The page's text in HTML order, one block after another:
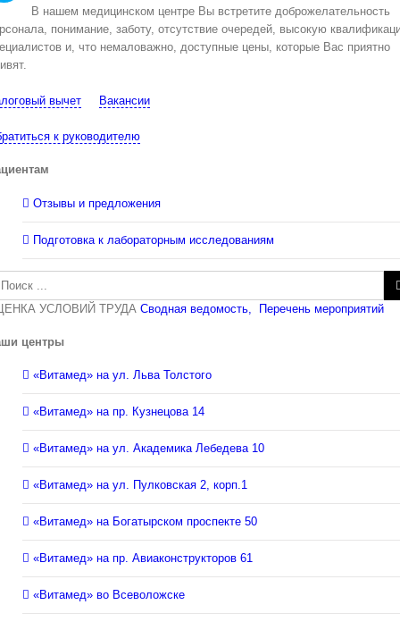
В нашем медицинском центре Вы встретите доброжелательность
понимание, заботу, отсутствие очередей, высокую
и, что немаловажно, доступные цены, которые Вас приятно
вычет Вакансии
к руководителю
Отзывы и предложения
Подготовка к лабораторным исследованиям
УСЛОВИЙ ТРУДА Сводная ведомость, Перечень мероприятий
центры
«Витамед» на ул. Льва Толстого
«Витамед» на пр. Кузнецова 14
«Витамед» на ул. Академика Лебедева 10
«Витамед» на ул. Пулковская 2, корп.1
«Витамед» на Богатырском проспекте 50
«Витамед» на пр. Авиаконструкторов 61
«Витамед» во Всеволожске